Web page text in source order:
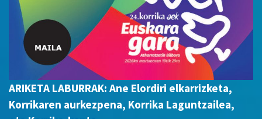
ARIKETA LABURRAK: Ane Elordiri elkarrizketa,
Korrikaren aurkezpena, Korrika Laguntzailea,